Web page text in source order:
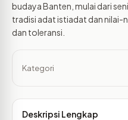
budaya Banten, mulai dari
tradisi adat istiadat dan
dan toleransi.
Kategori
Deskripsi Lengkap